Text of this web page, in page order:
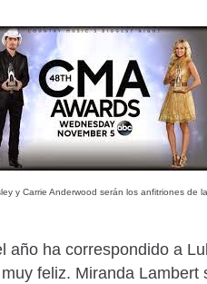
y Carrie Anderwood serán los anfitriones de
año ha correspondido a
feliz. Miranda Lambert